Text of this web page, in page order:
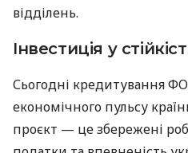
відділень.
Інвестиція у
Сьогодні кредитування
економічного пульсу
проєкт — це збережені